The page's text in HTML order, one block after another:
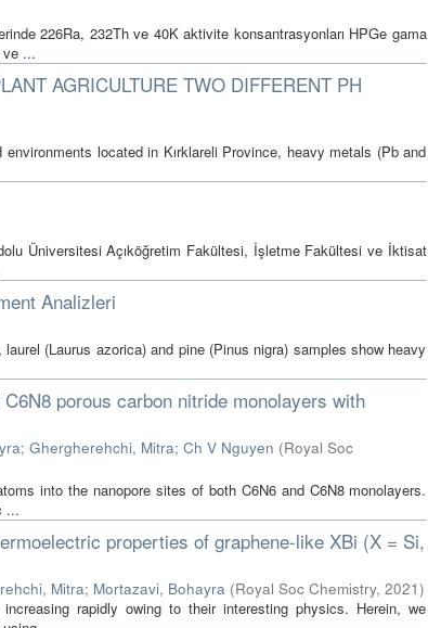
226Ra, 232Th ve 40K aktivite konsantrasyonları HPGe gama
ve ...
AGRICULTURE TWO DIFFERENT PH
located in Kırklareli Province, heavy metals (Pb and
Üniversitesi Açıköğretim Fakültesi, İşletme Fakültesi ve İktisat
Analizleri
(Laurus azorica) and pine (Pinus nigra) samples show heavy
porous carbon nitride monolayers with
; Ghergherehchi, Mitra; Ch V Nguyen (Royal Soc
into the nanopore sites of both C6N6 and C6N8 monolayers.
...
properties of graphene-like XBi (X = Si,
Mitra; Mortazavi, Bohayra (Royal Soc Chemistry, 2021)
rapidly owing to their interesting physics. Herein, we